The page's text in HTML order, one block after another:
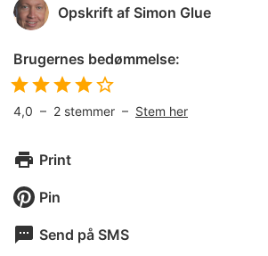
Opskrift af Simon Glue
Brugernes bedømmelse:
4,0 – 2 stemmer – Stem her
Print
Pin
Send på SMS